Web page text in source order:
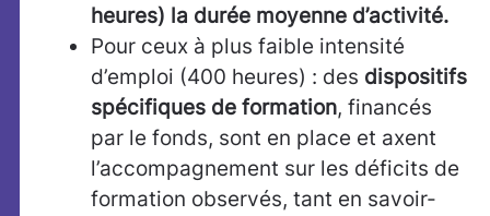
heures) la durée moyenne d’activité.
Pour ceux à plus faible intensité
d’emploi (400 heures) : des dispositifs
spécifiques de formation, financés
par le fonds, sont en place et axent
l’accompagnement sur les déficits de
formation observés, tant en savoir-